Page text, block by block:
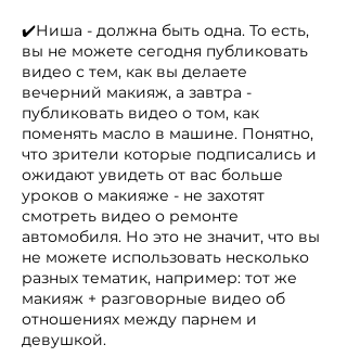
✔️Ниша - должна быть одна. То есть,
вы не можете сегодня публиковать
видео с тем, как вы делаете
вечерний макияж, а завтра -
публиковать видео о том, как
поменять масло в машине. Понятно,
что зрители которые подписались и
ожидают увидеть от вас больше
уроков о макияже - не захотят
смотреть видео о ремонте
автомобиля. Но это не значит, что вы
не можете использовать несколько
разных тематик, например: тот же
макияж + разговорные видео об
отношениях между парнем и
девушкой.